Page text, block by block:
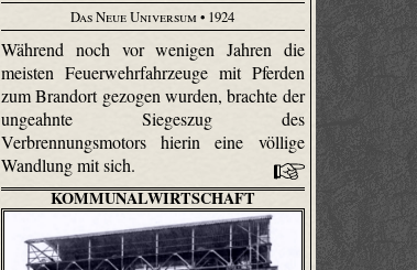
Das Neue Universum • 1924
Während noch vor wenigen Jahren die
meisten Feuerwehrfahrzeuge mit Pferden
zum Brandort gezogen wurden, brachte der
ungeahnte Siegeszug des
Verbrennungsmotors hierin eine völlige
Wandlung mit sich.
KOMMUNALWIRTSCHAFT